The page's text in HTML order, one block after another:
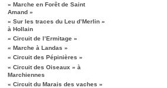
« Marche en Forêt de Saint
Amand »
« Sur les traces du Leu d’Merlin »
à Hollain
« Circuit de l’Ermitage »
« Marche à Landas »
« Circuit des Pépinières »
« Circuit des Oiseaux » à
Marchiennes
« Circuit du Marais des vaches »